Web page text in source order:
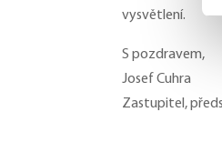
vysvětlení.
S pozdravem,
Josef Cuhra
Zastupitel,